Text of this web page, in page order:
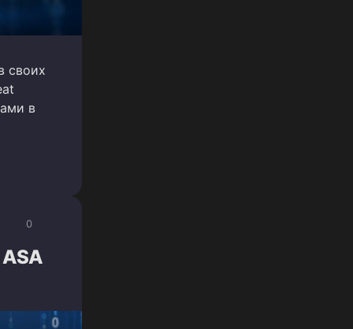
своих
в
0